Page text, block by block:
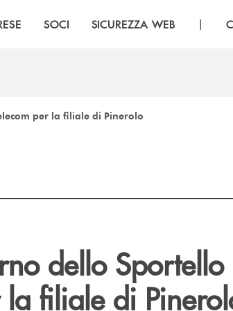
SOCI SICUREZZA WEB |
per la filiale di Pinerolo
dello Sportello
filiale di